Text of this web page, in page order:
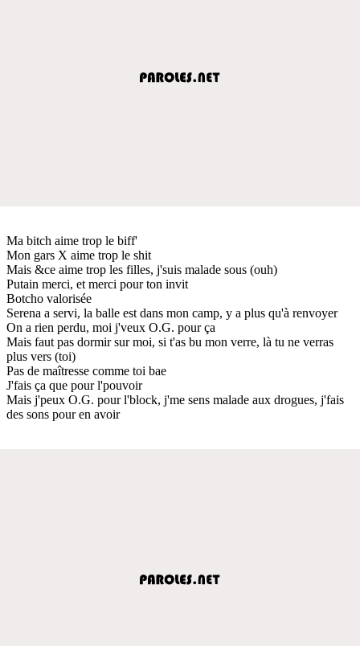
Ma bitch aime trop le biff'
Mon gars X aime trop le shit
Mais &ce aime trop les filles, j'suis malade sous (ouh)
Putain merci, et merci pour ton invit
Botcho valorisée
Serena a servi, la balle est dans mon camp, y a plus qu'à renvoyer
On a rien perdu, moi j'veux O.G. pour ça
Mais faut pas dormir sur moi, si t'as bu mon verre, là tu ne verras
plus vers (toi)
Pas de maîtresse comme toi bae
J'fais ça que pour l'pouvoir
Mais j'peux O.G. pour l'block, j'me sens malade aux drogues, j'fais
des sons pour en avoir